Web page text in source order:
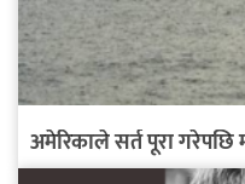
अमेरिकाले सर्त पूरा गरेपछि